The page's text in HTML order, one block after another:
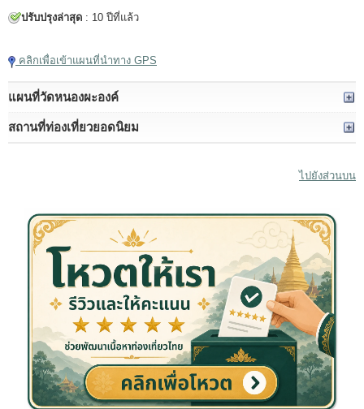
ปรับปรุงล่าสุด : 10 ปีที่แล้ว
คลิกเพื่อเข้าแผนที่นำทาง GPS
แผนที่วัดหนองผะองค์
สถานที่ท่องเที่ยวยอดนิยม
ไปยังส่วนบน